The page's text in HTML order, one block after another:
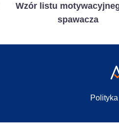
Wzór listu
spawacza